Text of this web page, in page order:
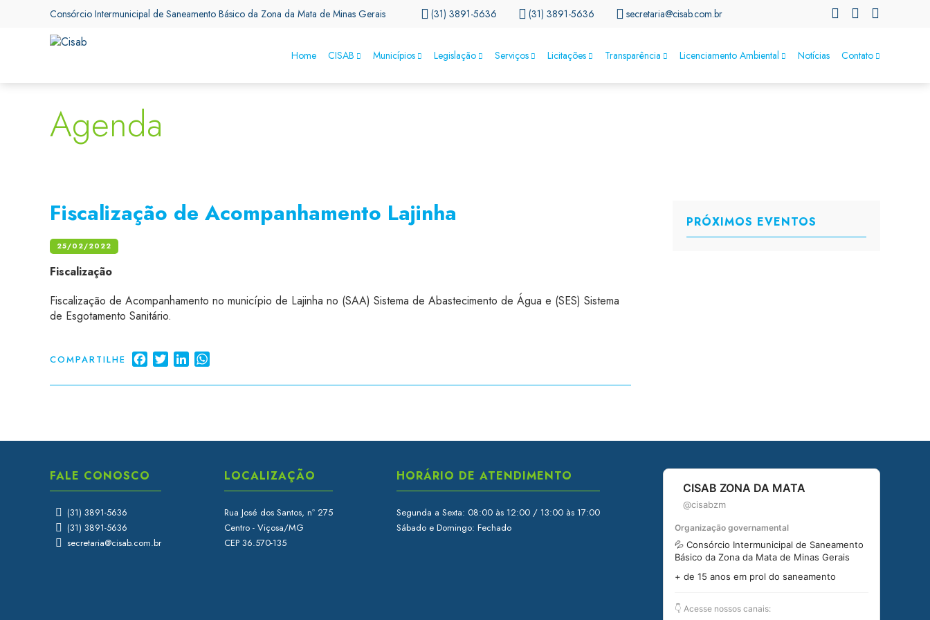
Consórcio Intermunicipal de Saneamento Básico da Zona da Mata de Minas Gerais (31) 3891-5636 (31) 3891-5636 secretaria@cisab.com.br
Home CISAB Municípios Legislação Serviços Licitações Transparência Licenciamento Ambiental Notícias Contato
Agenda
Fiscalização de Acompanhamento Lajinha
25/02/2022
Fiscalização
Fiscalização de Acompanhamento no município de Lajinha no (SAA) Sistema de Abastecimento de Água e (SES) Sistema
de Esgotamento Sanitário.
COMPARTILHE FacebookTwitterLinkedIn
PRÓXIMOS EVENTOS
FALE CONOSCO
(31) 3891-5636
(31) 3891-5636
secretaria@cisab.com.br
LOCALIZAÇÃO
Rua José dos Santos, nº 275
Centro - Viçosa/MG
CEP 36.570-135
HORÁRIO DE ATENDIMENTO
Segunda a Sexta: 08:00 às 12:00 / 13:00 às 17:00
Sábado e Domingo: Fechado
CISAB ZONA DA MATA
@cisabzm
Organização governamental
💦 Consórcio Intermunicipal de Saneamento
Básico da Zona da Mata de Minas Gerais
+ de 15 anos em prol do saneamento
👇 Acesse nossos canais: